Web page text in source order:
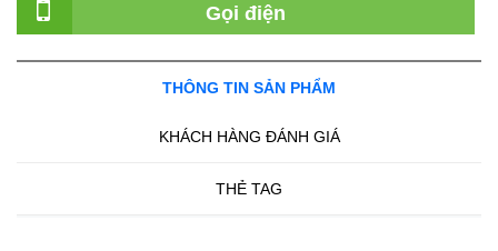
Gọi điện
THÔNG TIN SẢN PHẨM
KHÁCH HÀNG ĐÁNH GIÁ
THẺ TAG